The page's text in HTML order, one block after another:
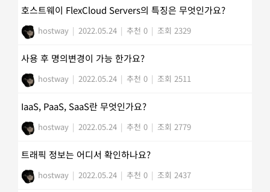
호스트웨이 FlexCloud Servers의 특징은 무엇인가요?
hostway | 2022.05.24 | 추천 0 | 조회 2329
사용 후 명의변경이 가능 한가요?
hostway | 2022.05.24 | 추천 0 | 조회 2511
IaaS, PaaS, SaaS란 무엇인가요?
hostway | 2022.05.24 | 추천 0 | 조회 2779
트래픽 정보는 어디서 확인하나요?
hostway | 2022.05.24 | 추천 0 | 조회 2437